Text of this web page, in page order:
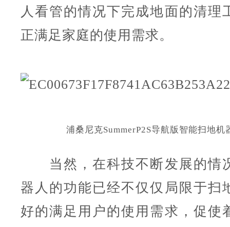
人看管的情况下完成地面的清理
正满足家庭的使用需求。
浦桑尼克SummerP2S导航版智能扫地机
当然，在科技不断发展的情
器人的功能已经不仅仅局限于扫
好的满足用户的使用需求，促使